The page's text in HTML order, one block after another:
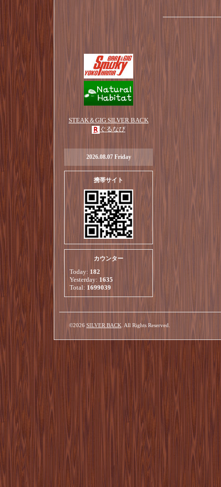
STEAK＆GIG SILVER BACK
ぐるなび
2026.08.07 Friday
携帯サイト
カウンター
Today: 182
Yesterday: 1635
Total: 1699039
©2026 SILVER BACK . All Rights Reserved.